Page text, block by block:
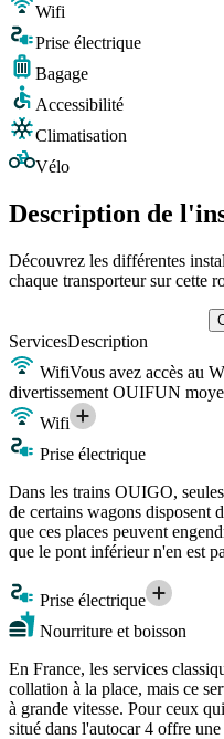
Wifi
Prise électrique
Bagage
Accessibilité
Climatisation
Vélo
Description de
Découvrez les différentes
chaque transporteur sur cette
ServicesDescription
WifiVous avez accès au
divertissement OUIFUN
Wifi
Prise électrique
Dans les trains OUIGO,
de certains wagons disposent
que ces places peuvent
que le pont inférieur n'en est
Prise électrique
Nourriture et boisson
En France, les services
collation à la place, mais ce
à grande vitesse. Pour ceux
situé dans l'autocar 4 offre